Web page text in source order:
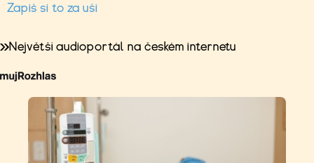
Zapiš si to za uši
Největší audioportál na českém internetu